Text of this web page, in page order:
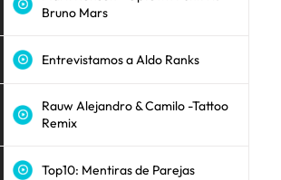
Bruno Mars
Entrevistamos a Aldo Ranks
Rauw Alejandro & Camilo -Tattoo
Remix
Top10: Mentiras de Parejas